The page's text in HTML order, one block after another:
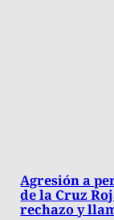
Agresión a
de la Cruz
rechazo y